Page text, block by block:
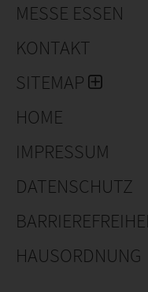
MESSE ESSEN
KONTAKT
SITEMAP
HOME
IMPRESSUM
DATENSCHUTZ
HAUSORDNUNG